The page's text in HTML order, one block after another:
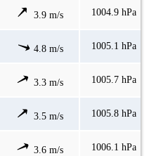
3.9 m/s 1004.9 hPa
4.8 m/s 1005.1 hPa
3.3 m/s 1005.7 hPa
3.5 m/s 1005.8 hPa
3.6 m/s 1006.1 hPa